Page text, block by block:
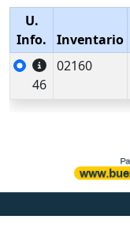
U.
Info.
Inventario
46
02160